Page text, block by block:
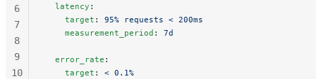
  latency
:
    target
: 95% requests < 200ms
    measurement_period
: 7d
  error_rate
:
    target
: < 0.1%
6
7
8
9
10